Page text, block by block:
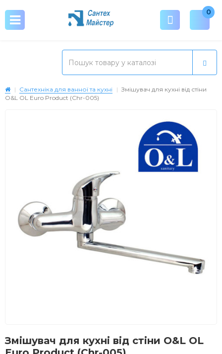
0
Сантехніка для ванної та кухні
Змішувач для кухні від стіни
O&L OL Euro Product (Chr-005)
Змішувач для кухні від стіни O&L OL